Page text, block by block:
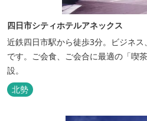
四日市シティホテルアネックス
近鉄四日市駅から徒歩3分。ビジネ
です。ご会食、ご会合に最適の「喫
設。
北勢